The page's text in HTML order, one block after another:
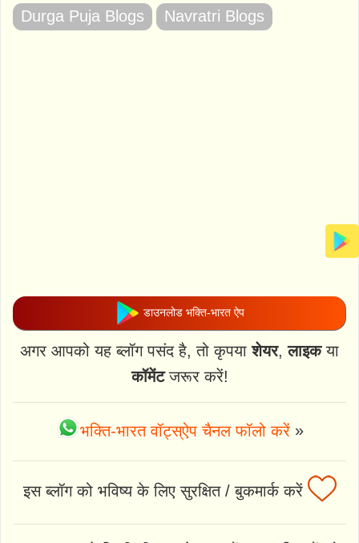
Durga Puja Blogs Navratri Blogs
डाउनलोड भक्ति-भारत ऐप
अगर आपको यह ब्लॉग पसंद है, तो कृपयाशेयर,लाइकया
कॉमेंटजरूर करें!
भक्ति-भारत वॉट्स्ऐप चैनल फॉलो करें»
इस ब्लॉग को भविष्य के लिए सुरक्षित / बुकमार्क करें